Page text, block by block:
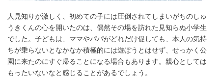
人見知りが激しく、初めての子には圧倒されてしまいがちのしゅ
うきくんの心を開いたのは、偶然その場を訪れた見知らぬ小学生
でした。子どもは、ママやパパがどれだけ促しても、本人の気持
ちが乗らないとなかなか積極的には遊ぼうとはせず、せっかく公
園に来たのにすぐ帰ることになる場合もあります。親心としては
もったいないなと感じることがあるでしょう。